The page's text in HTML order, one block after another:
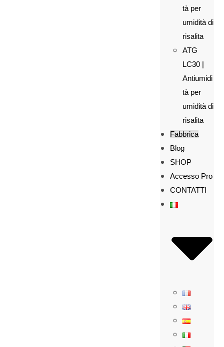
tà per
umidità di
risalita
ATG
LC30 |
Antiumidi
tà per
umidità di
risalita
Fabbrica
Blog
SHOP
Accesso Pro
CONTATTI